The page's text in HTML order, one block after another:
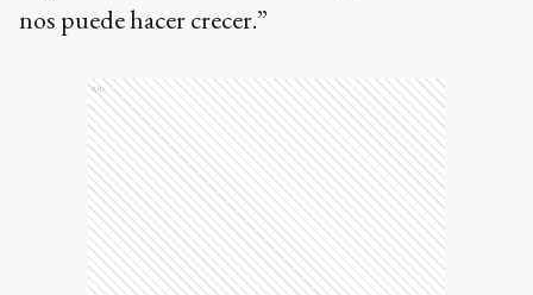
nos puede hacer crecer.”
Ads